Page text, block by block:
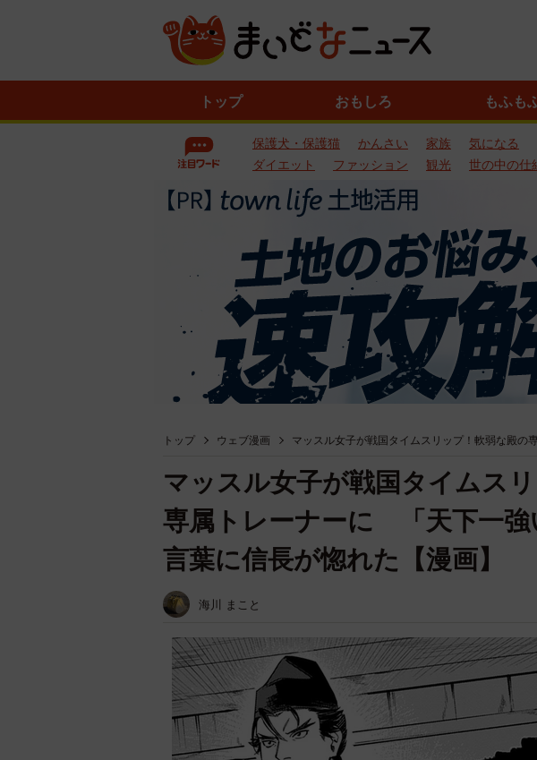
トップ おもしろ もふも
保護犬・保護猫 かんさい 家族 気になる
ダイエット
ファッション 観光 世の中の仕
トップ ウェブ漫画 マッスル女子が戦国タイムスリップ！軟弱な殿の
マッスル女子が戦国タイムス
専属トレーナーに 「天下一強
言葉に信長が惚れた【漫画】
海川 まこと